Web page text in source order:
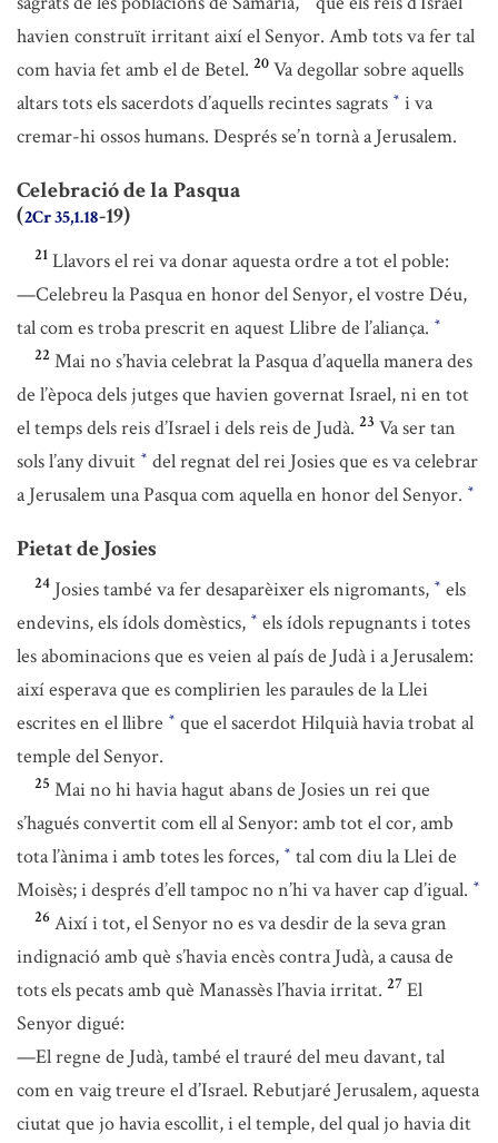
havien construït irritant així el Senyor. Amb tots va fer tal
com havia fet amb el de Betel. 20 Va degollar sobre aquells
altars tots els sacerdots d’aquells recintes sagrats * i va
cremar-hi ossos humans. Després se’n tornà a Jerusalem.
Celebració de la Pasqua
(2Cr 35,1.18-19)
21 Llavors el rei va donar aquesta ordre a tot el poble:
—Celebreu la Pasqua en honor del Senyor, el vostre Déu,
tal com es troba prescrit en aquest Llibre de l’aliança. *
22 Mai no s’havia celebrat la Pasqua d’aquella manera des
de l’època dels jutges que havien governat Israel, ni en tot
el temps dels reis d’Israel i dels reis de Judà. 23 Va ser tan
sols l’any divuit * del regnat del rei Josies que es va celebrar
a Jerusalem una Pasqua com aquella en honor del Senyor. *
Pietat de Josies
24 Josies també va fer desaparèixer els nigromants, * els
endevins, els ídols domèstics, * els ídols repugnants i totes
les abominacions que es veien al país de Judà i a Jerusalem:
així esperava que es complirien les paraules de la Llei
escrites en el llibre * que el sacerdot Hilquià havia trobat al
temple del Senyor.
25 Mai no hi havia hagut abans de Josies un rei que
s’hagués convertit com ell al Senyor: amb tot el cor, amb
tota l’ànima i amb totes les forces, * tal com diu la Llei de
Moisès; i després d’ell tampoc no n’hi va haver cap d’igual. *
26 Així i tot, el Senyor no es va desdir de la seva gran
indignació amb què s’havia encès contra Judà, a causa de
tots els pecats amb què Manassès l’havia irritat. 27 El
Senyor digué:
—El regne de Judà, també el trauré del meu davant, tal
com en vaig treure el d’Israel. Rebutjaré Jerusalem, aquesta
ciutat que jo havia escollit, i el temple, del qual jo havia dit